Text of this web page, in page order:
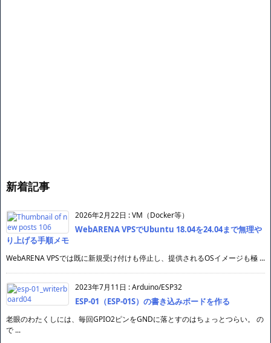
新着記事
2026年2月22日 :VM（Docker等）
WebARENA VPSでUbuntu 18.04を24.04まで無理や
り上げる手順メモ
WebARENA VPSでは既に新規受け付けも停止し、提供されるOSイメージも極 ...
2023年7月11日 :Arduino/ESP32
ESP-01（ESP-01S）の書き込みボードを作る
老眼のわたくしには、毎回GPIO2ピンをGNDに落とすのはちょっとつらい。 の
で ...